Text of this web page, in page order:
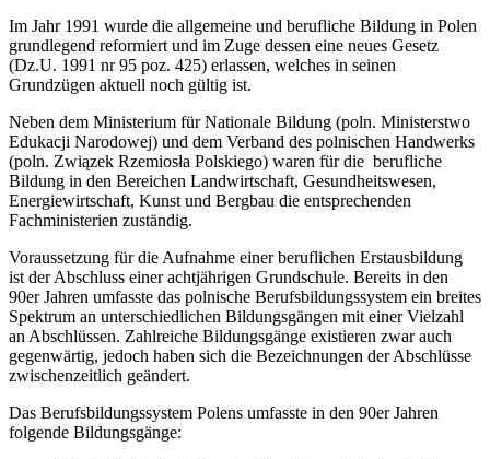
Im Jahr 1991 wurde die allgemeine und berufliche Bildung in Polen
grundlegend reformiert und im Zuge dessen eine neues Gesetz
(Dz.U. 1991 nr 95 poz. 425) erlassen, welches in seinen
Grundzügen aktuell noch gültig ist.
Neben dem Ministerium für Nationale Bildung (poln. Ministerstwo
Edukacji Narodowej) und dem Verband des polnischen Handwerks
(poln. Związek Rzemiosła Polskiego) waren für die berufliche
Bildung in den Bereichen Landwirtschaft, Gesundheitswesen,
Energiewirtschaft, Kunst und Bergbau die entsprechenden
Fachministerien zuständig.
Voraussetzung für die Aufnahme einer beruflichen Erstausbildung
ist der Abschluss einer achtjährigen Grundschule. Bereits in den
90er Jahren umfasste das polnische Berufsbildungssystem ein breites
Spektrum an unterschiedlichen Bildungsgängen mit einer Vielzahl
an Abschlüssen. Zahlreiche Bildungsgänge existieren zwar auch
gegenwärtig, jedoch haben sich die Bezeichnungen der Abschlüsse
zwischenzeitlich geändert.
Das Berufsbildungssystem Polens umfasste in den 90er Jahren
folgende Bildungsgänge: